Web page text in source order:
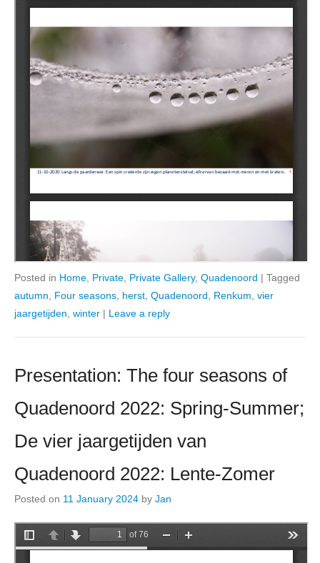
Posted in Home Private Private Gallery, Quadenoord | Tagged
autumn
Four seasons herst Quadenoord Renkum vier
jaargetijden winter | Leave a reply
Presentation: The four seasons of
Quadenoord 2022: Spring-Summer;
De vier jaargetijden van
Quadenoord 2022: Lente-Zomer
Posted on 11 January 2024 by Jan